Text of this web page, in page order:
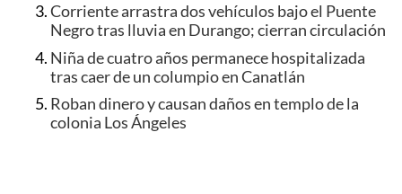
Corriente arrastra dos vehículos bajo el Puente
Negro tras lluvia en Durango; cierran circulación
Niña de cuatro años permanece hospitalizada
tras caer de un columpio en Canatlán
Roban dinero y causan daños en templo de la
colonia Los Ángeles